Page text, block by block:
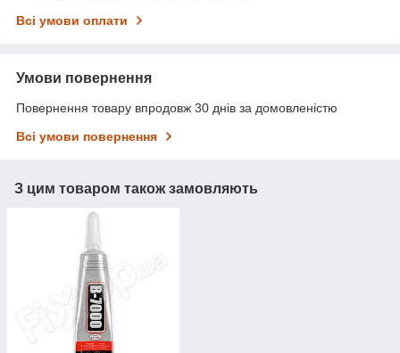
Всі умови оплати
Умови повернення
Повернення товару впродовж 30 днів за домовленістю
Всі умови повернення
З цим товаром також замовляють